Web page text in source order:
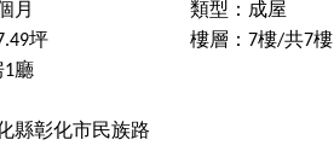
月
坪
類型：成屋
樓層：7樓/共7樓
1廳
縣彰化市民族路